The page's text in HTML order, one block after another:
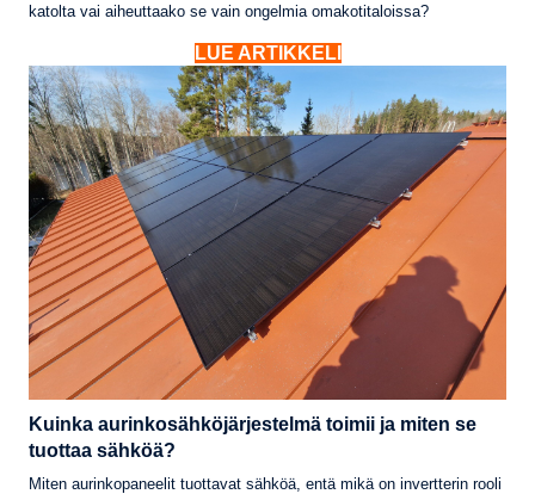
katolta vai aiheuttaako se vain ongelmia omakotitaloissa?
LUE ARTIKKELI
Kuinka aurinkosähköjärjestelmä toimii ja miten se
tuottaa sähköä?
Miten aurinkopaneelit tuottavat sähköä, entä mikä on invertterin rooli